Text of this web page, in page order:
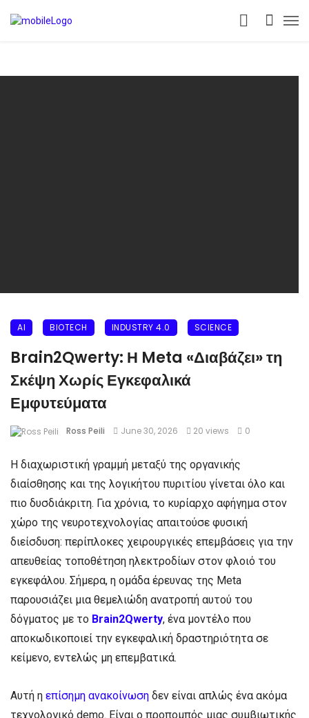
AI BIOTECH INDUSTRY 4.0 SCIENCE
Brain2Qwerty: Η Meta «Διαβάζει» τη
Σκέψη Χωρίς Εγκεφαλικά
Εμφυτεύματα
Ross Peili June 30, 2026 20 views 0
Η διαχωριστική γραμμή μεταξύ της οργανικής
διαίσθησης και της λογικήτου πυριτίου γίνεται όλο και
πιο δυσδιάκριτη. Για χρόνια, το κυρίαρχο αφήγημα στον
χώρο της νευροτεχνολογίας απαιτούσε φυσική
διείσδυση: περίπλοκες χειρουργικές επεμβάσεις για την
απευθείας τοποθέτηση ηλεκτροδίων στον φλοιό του
εγκεφάλου. Σήμερα, η ομάδα έρευνας της Meta
παρουσιάζει μια θεμελιώδη ανατροπή αυτού του
δόγματος με το Brain2Qwerty, ένα μοντέλο που
αποκωδικοποιεί την εγκεφαλική δραστηριότητα σε
κείμενο, εντελώς μη επεμβατικά.
Αυτή η επίσημη ανακοίνωση δεν είναι απλώς ένα ακόμα
τεχνολογικό demo. Είναι ο προπομπός μιας συμβιωτικής